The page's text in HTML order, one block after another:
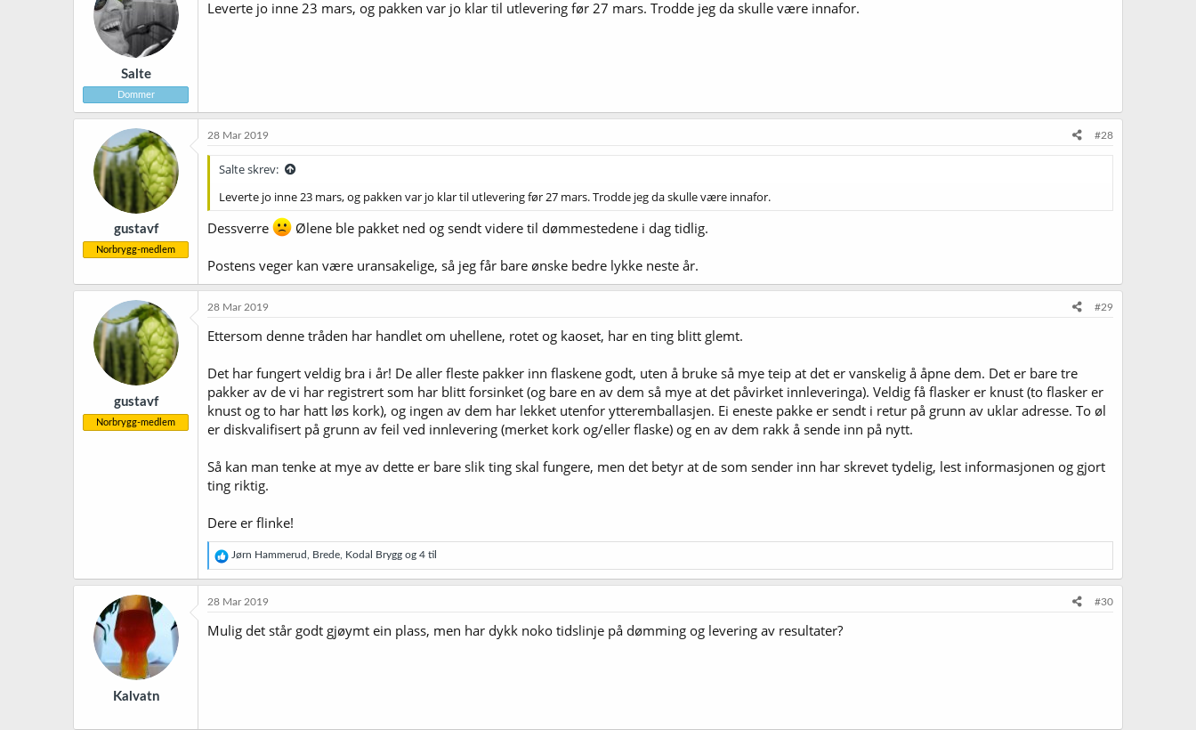
o
Salte
Dommer
Leverte jo inne 23 mars, og pakken var jo klar til utlevering før 27 mars. Trodde jeg da skulle være innafor.
gustavf
Norbrygg-medlem
28 Mar 2019 #28
Salte skrev:
Leverte jo inne 23 mars, og pakken var jo klar til utlevering før 27 mars. Trodde jeg da skulle være innafor.
Dessverre Ølene ble pakket ned og sendt videre til dømmestedene i dag tidlig.
Postens veger kan være uransakelige, så jeg får bare ønske bedre lykke neste år.
gustavf
Norbrygg-medlem
28 Mar 2019 #29
Ettersom denne tråden har handlet om uhellene, rotet og kaoset, har en ting blitt glemt.
Det har fungert veldig bra i år! De aller fleste pakker inn flaskene godt, uten å bruke så mye teip at det er vanskelig å åpne dem. Det er bare tre
pakker av de vi har registrert som har blitt forsinket (og bare en av dem så mye at det påvirket innleveringa). Veldig få flasker er knust (to flasker er
knust og to har hatt løs kork), og ingen av dem har lekket utenfor ytteremballasjen. Ei eneste pakke er sendt i retur på grunn av uklar adresse. To øl
er diskvalifisert på grunn av feil ved innlevering (merket kork og/eller flaske) og en av dem rakk å sende inn på nytt.
Så kan man tenke at mye av dette er bare slik ting skal fungere, men det betyr at de som sender inn har skrevet tydelig, lest informasjonen og gjort
ting riktig.
Dere er flinke!
R
e
a
k
j
o
Jørn Hammerud Brede Kodal Brygg og 4 til
Kalvatn
28 Mar 2019 #30
Mulig det står godt gjøymt ein plass, men har dykk noko tidslinje på dømming og levering av resultater?